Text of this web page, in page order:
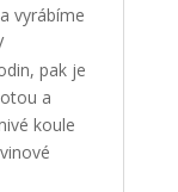
vyrábíme
pak je
a
koule